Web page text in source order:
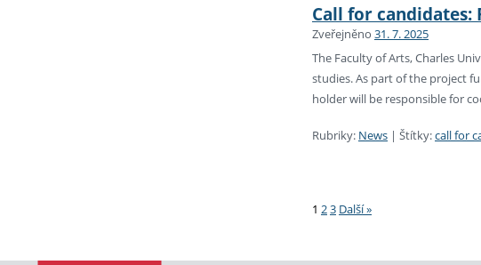
Call for candidates:
Zveřejněno 31. 7. 2025
The Faculty of Arts, Charles
studies. As part of the project
holder will be responsible for
Rubriky: News | Štítky:call for
1 23 Další »